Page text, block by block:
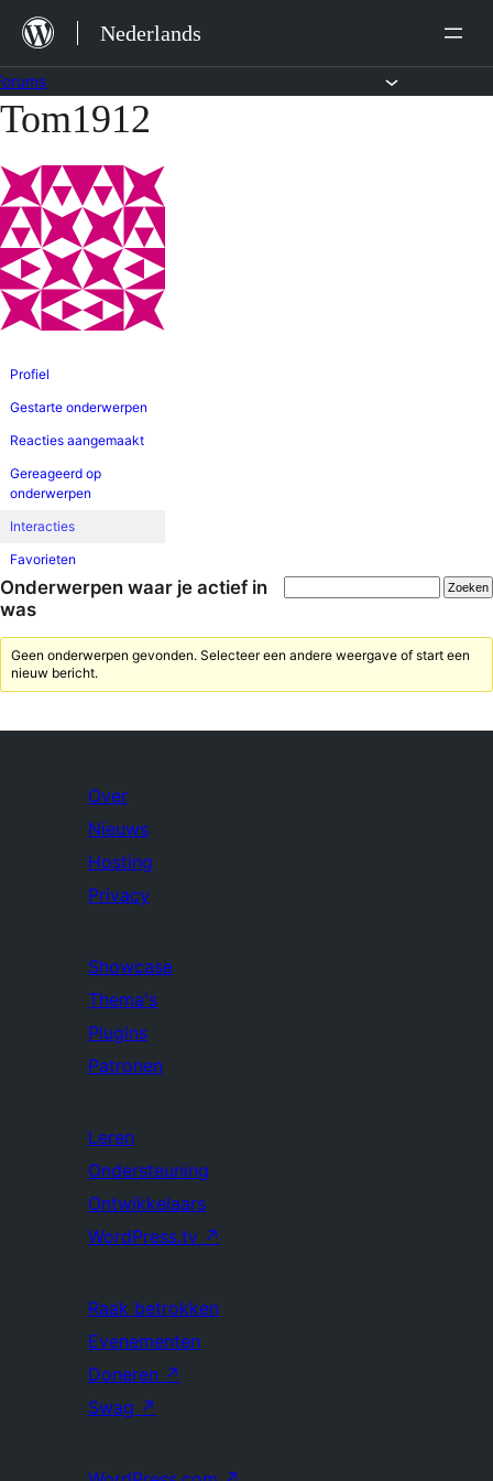
naar
de
inhoud
Nederlands
Ga
de
inhoud
Tom1912
Profiel
Gestarte onderwerpen
Reacties aangemaakt
Gereageerd op
onderwerpen
Interacties
Favorieten
Onderwerpen waar je actief in
was
Geen onderwerpen gevonden. Selecteer een andere weergave of start een
nieuw bericht.
Over
Nieuws
Hosting
Privacy
Showcase
Thema's
Plugins
Patronen
Leren
Ondersteuning
Ontwikkelaars
WordPress.tv ↗
Raak betrokken
Evenementen
Doneren ↗
Swag ↗